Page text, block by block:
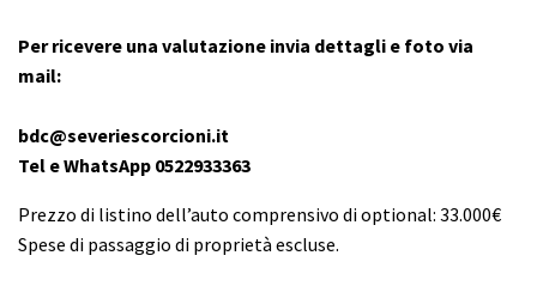
Per ricevere una valutazione invia dettagli e foto via
mail:
bdc@severiescorcioni.it
Tel e WhatsApp 0522933363
Prezzo di listino dell’auto comprensivo di optional: 33.000€
Spese di passaggio di proprietà escluse.